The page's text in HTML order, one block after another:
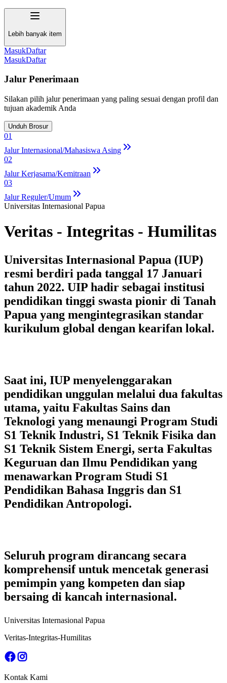
Lebih banyak item
MasukDaftar
MasukDaftar
Jalur Penerimaan
Silakan pilih jalur penerimaan yang paling sesuai dengan profil dan
tujuan akademik Anda
Unduh Brosur
01
Jalur Internasional/Mahasiswa Asing
02
Jalur Kerjasama/Kemitraan
03
Jalur Reguler/Umum
Universitas Internasional Papua
Veritas - Integritas - Humilitas
Universitas Internasional Papua (IUP)
resmi berdiri pada tanggal 17 Januari
tahun 2022. UIP hadir sebagai institusi
pendidikan tinggi swasta pionir di Tanah
Papua yang mengintegrasikan standar
kurikulum global dengan kearifan lokal.
Saat ini, IUP menyelenggarakan
pendidikan unggulan melalui dua fakultas
utama, yaitu Fakultas Sains dan
Teknologi yang menaungi Program Studi
S1 Teknik Industri, S1 Teknik Fisika dan
S1 Teknik Sistem Energi, serta Fakultas
Keguruan dan Ilmu Pendidikan yang
menawarkan Program Studi S1
Pendidikan Bahasa Inggris dan S1
Pendidikan Antropologi.
Seluruh program dirancang secara
komprehensif untuk mencetak generasi
pemimpin yang kompeten dan siap
bersaing di kancah internasional.
Universitas Internasional Papua
Veritas-Integritas-Humilitas
Kontak Kami